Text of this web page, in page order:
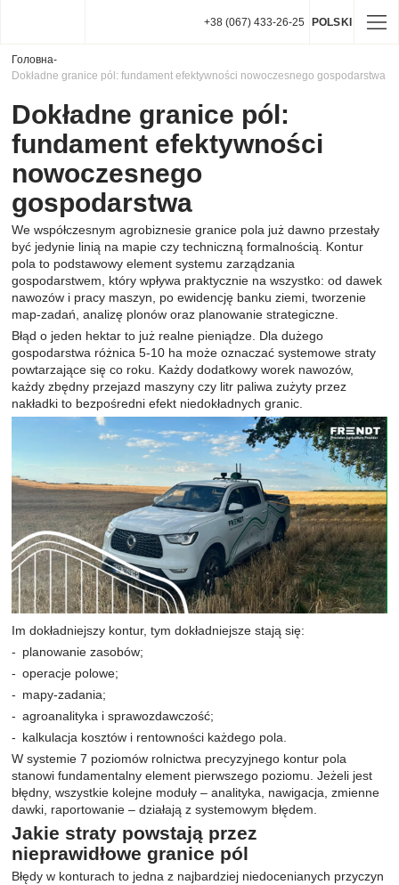
+38 (067) 433-26-25 POLSKI
Головна-
Dokładne granice pól: fundament efektywności nowoczesnego gospodarstwa
Dokładne granice pól:
fundament efektywności
nowoczesnego
gospodarstwa
We współczesnym agrobiznesie granice pola już dawno przestały
być jedynie linią na mapie czy techniczną formalnością. Kontur
pola to podstawowy element systemu zarządzania
gospodarstwem, który wpływa praktycznie na wszystko: od dawek
nawozów i pracy maszyn, po ewidencję banku ziemi, tworzenie
map-zadań, analizę plonów oraz planowanie strategiczne.
Błąd o jeden hektar to już realne pieniądze. Dla dużego
gospodarstwa różnica 5-10 ha może oznaczać systemowe straty
powtarzające się co roku. Każdy dodatkowy worek nawozów,
każdy zbędny przejazd maszyny czy litr paliwa zużyty przez
nakładki to bezpośredni efekt niedokładnych granic.
Im dokładniejszy kontur, tym dokładniejsze stają się:
planowanie zasobów;
operacje polowe;
mapy-zadania;
agroanalityka i sprawozdawczość;
kalkulacja kosztów i rentowności każdego pola.
W systemie 7 poziomów rolnictwa precyzyjnego kontur pola
stanowi fundamentalny element pierwszego poziomu. Jeżeli jest
błędny, wszystkie kolejne moduły – analityka, nawigacja, zmienne
dawki, raportowanie – działają z systemowym błędem.
Jakie straty powstają przez
nieprawidłowe granice pól
Błędy w konturach to jedna z najbardziej niedocenianych przyczyn